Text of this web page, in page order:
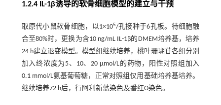
1.2.4 IL-1β诱导的软骨细胞模型的建立与干预
取原代小鼠软骨细胞，以1×105/孔接种于6孔板。待细胞融
合至80%时，更换为含10 ng/mL IL-1β的DMEM培养基，培养
24 h建立退变模型。模型组继续培养，桃叶珊瑚苷各组分别
加入终浓度为5、10、20 μmol/L的药物，阳性对照组加入
0.1 mmol/L氨基葡萄糖，正常对照组仅用基础培养基培养。
继续培养72 h后，行阿利新蓝染色及番红O染色。